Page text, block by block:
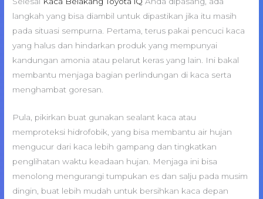
langkah yang bisa diambil untuk dipastikan jika itu masih
pada situasi sempurna. Pertama, terus pakai pencuci kaca
yang halus dan hindarkan produk yang mempunyai
kandungan amonia atau pelarut keras yang lain. Ini bakal
membantu menjaga bagian perlindungan di kaca serta
menghambat goresan.
Pula, pikirkan buat gunakan sealant kaca atau
memproteksi hidrofobik, yang bisa membantu air hujan
mengucur dari kaca lebih gampang dan tingkatkan
penglihatan waktu keadaan hujan. Menjaga ini bisa
menolong mengurangi tumpukan es dan salju pada musim
dingin, buat lebih mudah untuk bersihkan kaca depan